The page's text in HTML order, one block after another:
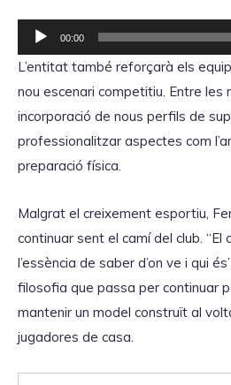
t
r
d
'
à
u
i
o
e
d
u
u
00:00
L’entitat també reforçarà els
nou escenari competitiu. Entre les
incorporació de nous perfils de
professionalitzar aspectes com
preparació física.
Malgrat el creixement esportiu,
continuar sent el camí del club. “El
l’essència de saber d’on ve i qui
filosofia que passa per continuar
mantenir un model construït al
jugadores de casa.